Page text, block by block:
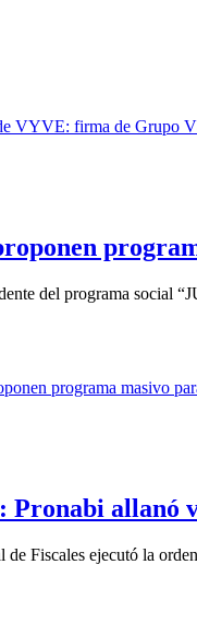
del programa social
Pronabi allanó
Fiscales ejecutó la